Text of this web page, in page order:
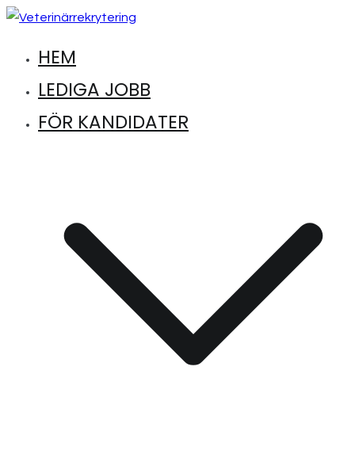
Hoppa
innehåll
Veterinärrekrytering
Hitta lediga jobb inom djursjukvård
HEM
LEDIGA JOBB
FÖR KANDIDATER